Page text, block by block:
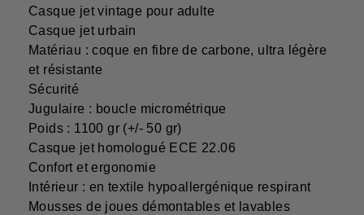
Casque jet vintage pour adulte
Casque jet urbain
Matériau : coque en fibre de carbone, ultra légère
et résistante
Sécurité
Jugulaire : boucle micrométrique
Poids : 1100 gr (+/- 50 gr)
Casque jet homologué ECE 22.06
Confort et ergonomie
Intérieur : en textile hypoallergénique respirant
Mousses de joues démontables et lavables